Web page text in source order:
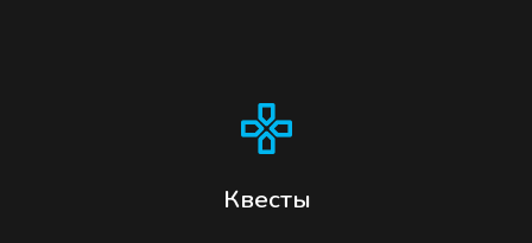
Квесты